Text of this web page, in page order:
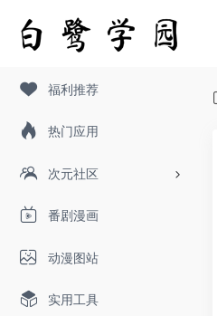
福利推荐
热门应用
次元社区
番剧漫画
动漫图站
实用工具